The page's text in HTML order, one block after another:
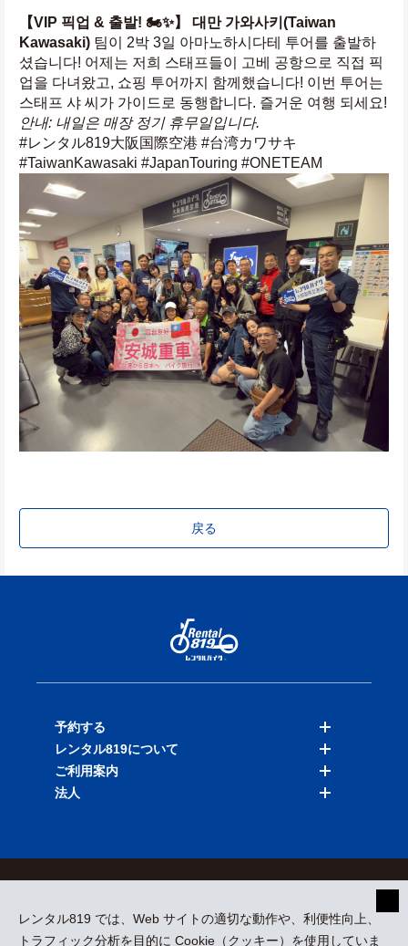
【VIP 픽업 & 출발! 🏍️✨】
대만 가와사키(Taiwan
Kawasaki) 팀이 2박 3일 아마노하시다테 투어를 출발하
셨습니다! 어제는 저희 스태프들이 고베 공항으로 직접 픽
업을 다녀왔고, 쇼핑 투어까지 함께했습니다! 이번 투어는
안내: 내일은 매장 정기 휴무일입니다.
#レンタル819大阪国際空港 #台湾カワサキ
#TaiwanKawasaki #JapanTouring #ONETEAM
戻る
レンタル819 では、Web サイトの適切な動作や、利便性向上、
トラフィック分析を目的に Cookie（クッキー）を使用していま
予約する
バイクを探す
店舗を探す
レンタル819について
料金表
ご利用案内
法人
採用情報
プレスリリース